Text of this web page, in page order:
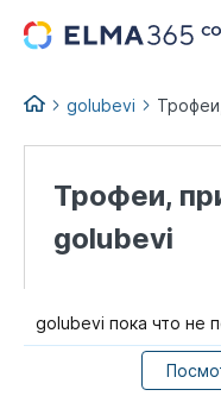
...
golubevi
Трофеи,
golubevi
golubevi пока что не